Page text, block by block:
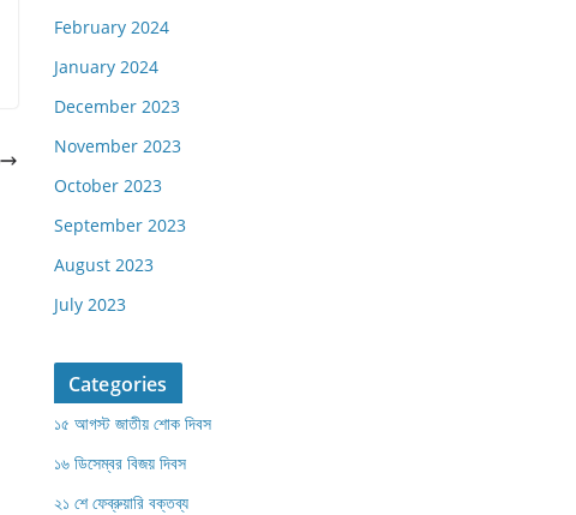
February 2024
January 2024
December 2023
November 2023
October 2023
September 2023
August 2023
July 2023
Categories
১৫ আগস্ট জাতীয় শোক দিবস
১৬ ডিসেম্বর বিজয় দিবস
২১ শে ফেব্রুয়ারি বক্তব্য